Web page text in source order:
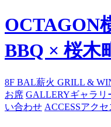
BBQ × 桜木
8F BAL薪火 GRILL &
お席 GALLERYギャラリ
い合わせ ACCESSアクセ